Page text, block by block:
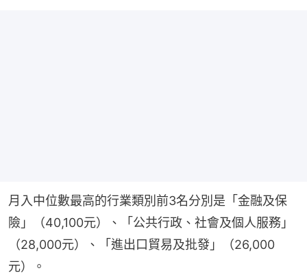
月入中位數最高的行業類別前3名分別是「金融及保
險」（40,100元）、「公共行政、社會及個人服務」
（28,000元）、「進出口貿易及批發」（26,000
元）。